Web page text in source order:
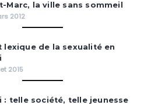
Marc, la ville sans sommeil
2012
lexique de la sexualité en
2015
: telle société, telle jeunesse